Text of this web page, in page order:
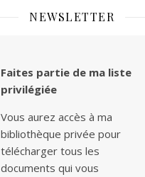
NEWSLETTER
Faites partie de ma liste
privilégiée
Vous aurez accès à ma
bibliothèque privée pour
télécharger tous les
documents qui vous